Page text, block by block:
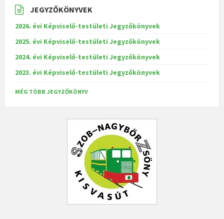
JEGYZŐKÖNYVEK
2026. évi Képviselő-testületi Jegyzőkönyvek
2025. évi Képviselő-testületi Jegyzőkönyvek
2024. évi Képviselő-testületi Jegyzőkönyvek
2023. évi Képviselő-testületi Jegyzőkönyvek
MÉG TÖBB JEGYZŐKÖNYV